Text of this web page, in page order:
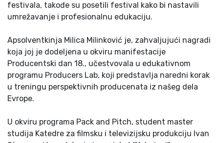
festivala, takođe su posetili festival kako bi nastavili
umrežavanje i profesionalnu edukaciju.
Apsolventkinja Milica Milinković je, zahvaljujući nagradi
koja joj je dodeljena u okviru manifestacije
Producentski dan 18., učestvovala u edukativnom
programu Producers Lab, koji predstavlja naredni korak
u treningu perspektivnih producenata iz našeg dela
Evrope.
U okviru programa Pack and Pitch, student master
studija Katedre za filmsku i televizijsku produkciju Ivan